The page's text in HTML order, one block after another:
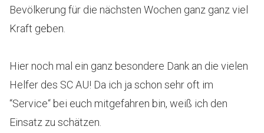
Bevölkerung für die nächsten Wochen ganz ganz viel
Kraft geben.
Hier noch mal ein ganz besondere Dank an die vielen
Helfer des SC AU! Da ich ja schon sehr oft im
“Service“ bei euch mitgefahren bin, weiß ich den
Einsatz zu schätzen.